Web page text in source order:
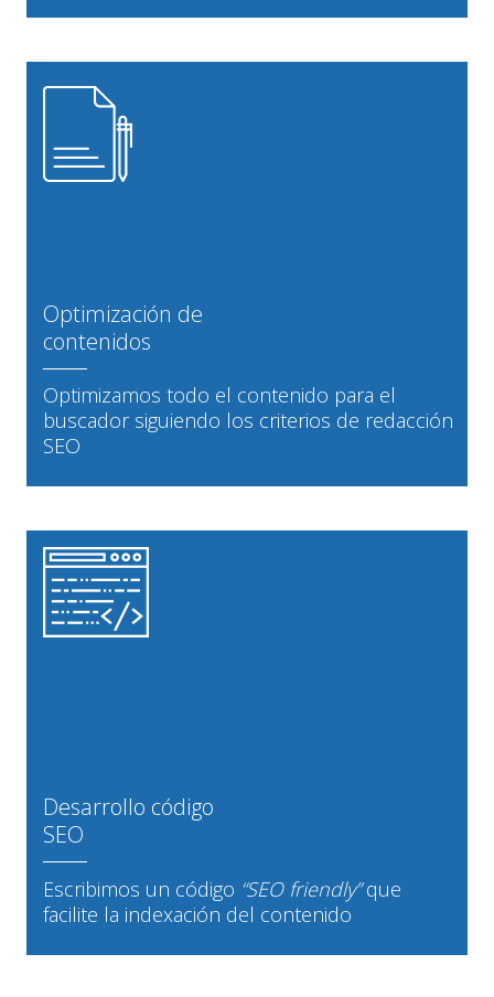
Optimización de
contenidos
Optimizamos todo el contenido para el
buscador siguiendo los criterios de redacción
SEO
Desarrollo código
SEO
Escribimos un código “SEO friendly”que
facilite la indexación del contenido